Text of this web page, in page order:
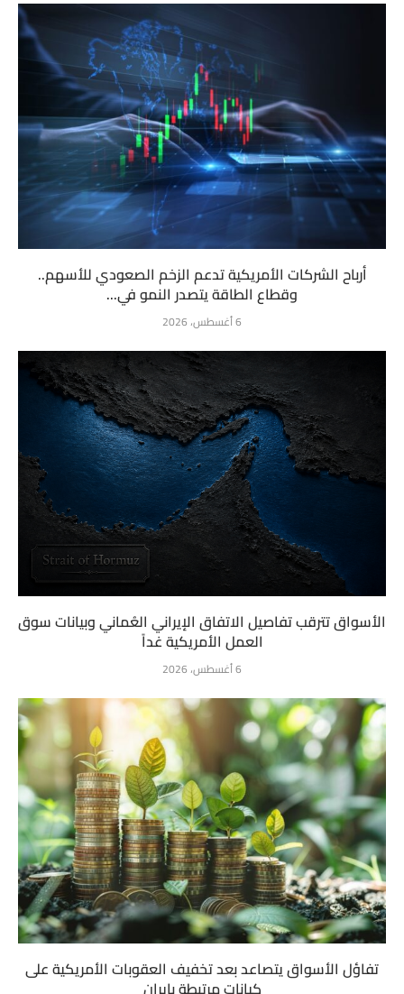
أرباح الشركات الأمريكية تدعم الزخم الصعودي للأسهم..
وقطاع الطاقة يتصدر النمو في...
6 أغسطس، 2026
الأسواق تترقب تفاصيل الاتفاق الإيراني العُماني وبيانات سوق
العمل الأمريكية غداً
6 أغسطس، 2026
تفاؤل الأسواق يتصاعد بعد تخفيف العقوبات الأمريكية على